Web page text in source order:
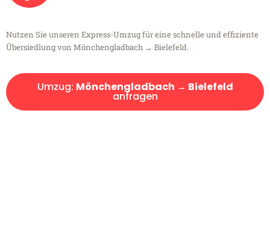
Nutzen Sie unseren Express-Umzug für eine schnelle und effiziente
Übersiedlung von Mönchengladbach → Bielefeld.
Umzug: Mönchengladbach → Bielefeld
anfragen